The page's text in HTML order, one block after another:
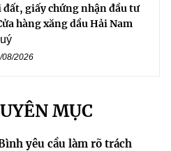
đất, giấy chứng nhận đầu tư
hàng xăng dầu Hải Nam
08/2026
MỤC
yêu cầu làm rõ trách